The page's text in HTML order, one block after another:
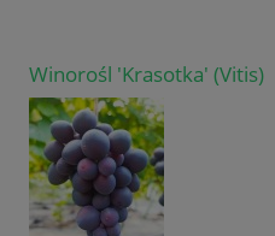
Winorośl 'Krasotka' (Vitis)